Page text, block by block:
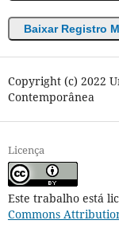
Baixar Registro
Copyright (c) 2022
Contemporânea
Licença
Este trabalho está
Commons